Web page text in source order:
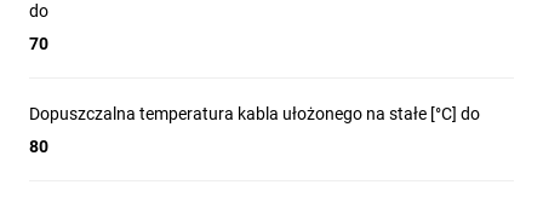
do
70
Dopuszczalna temperatura kabla ułożonego na stałe [°C] do
80